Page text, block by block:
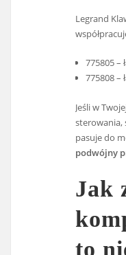
Legrand
775805 –
775808 –
Jeśli w
sterowania,
pasuje do
podwójny
Jak
to